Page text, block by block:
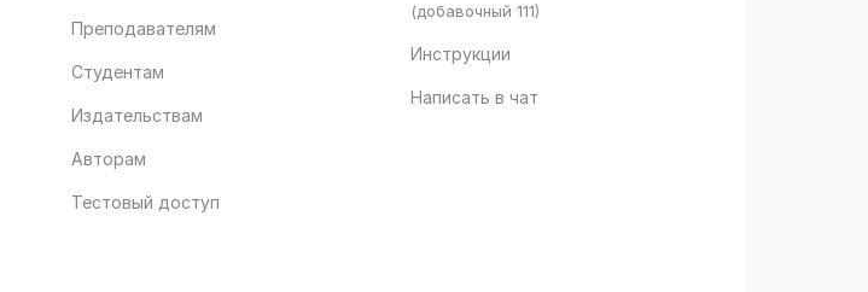
Преподавателям
Студентам
Издательствам
Авторам
Тестовый доступ
(добавочный 111)
Инструкции
Написать в чат